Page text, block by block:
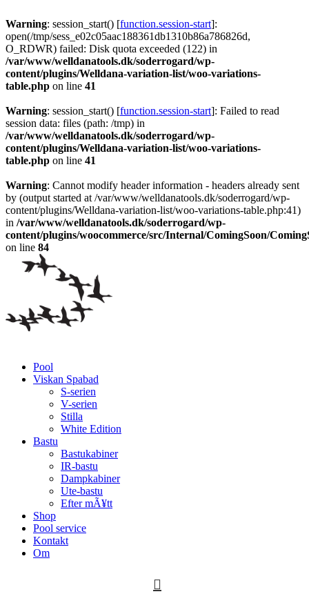
Warning: session_start() [function.session-start]:
open(/tmp/sess_e02c05aac188361db1310b86a786826d,
O_RDWR) failed: Disk quota exceeded (122) in
/var/www/welldanatools.dk/soderrogard/wp-
content/plugins/Welldana-variation-list/woo-variations-
table.php on line 41
Warning: session_start() [function.session-start]: Failed to read
session data: files (path: /tmp) in
/var/www/welldanatools.dk/soderrogard/wp-
content/plugins/Welldana-variation-list/woo-variations-
table.php on line 41
Warning: Cannot modify header information - headers already sent
by (output started at /var/www/welldanatools.dk/soderrogard/wp-
content/plugins/Welldana-variation-list/woo-variations-table.php:41)
in /var/www/welldanatools.dk/soderrogard/wp-
content/plugins/woocommerce/src/Internal/ComingSoon/
on line 84
Pool
Viskan Spabad
S-serien
V-serien
Stilla
White Edition
Bastu
Bastukabiner
IR-bastu
Dampkabiner
Ute-bastu
Efter mÃ¥tt
Shop
Pool service
Kontakt
Om